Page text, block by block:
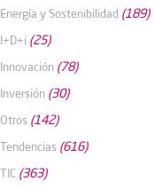
Energía y Sostenibilidad (189)
I+D+i (25)
Innovación (78)
Inversión (30)
Otros (142)
Tendencias (616)
TIC (363)